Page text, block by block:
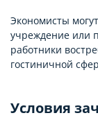
Экономисты
учреждение или
работники
гостиничной
Условия